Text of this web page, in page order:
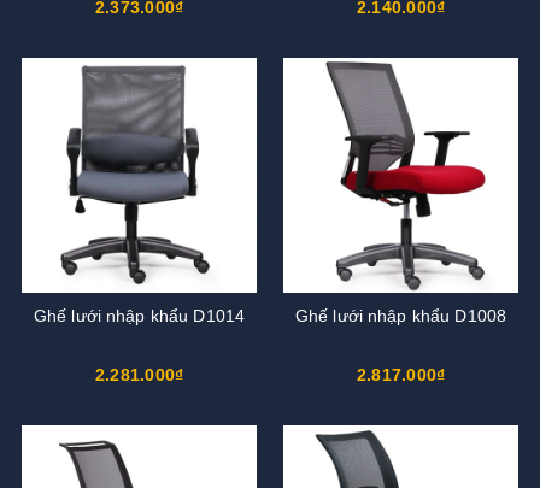
2.373.000₫ 2.140.000₫
Ghế lưới nhập khẩu D1014
2.281.000₫
Ghế lưới nhập khẩu D1008
2.817.000₫